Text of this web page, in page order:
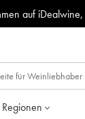
auf iDealwine,